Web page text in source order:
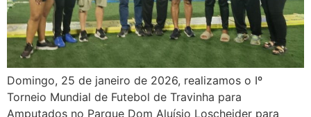
Domingo, 25 de janeiro de 2026, realizamos o Iº
Torneio Mundial de Futebol de Travinha para
Amputados no Parque Dom Aluísio Loscheider para